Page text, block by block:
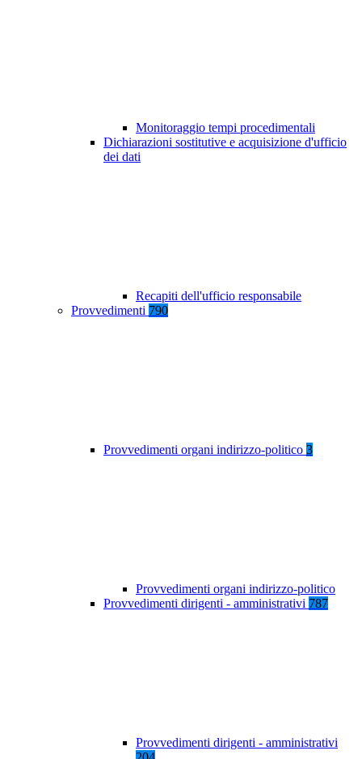
Monitoraggio tempi procedimentali
Dichiarazioni sostitutive e acquisizione d'ufficio
dei dati
Recapiti dell'ufficio responsabile
Provvedimenti 790
Provvedimenti organi indirizzo-politico 3
Provvedimenti organi indirizzo-politico
Provvedimenti dirigenti - amministrativi 787
Provvedimenti dirigenti - amministrativi